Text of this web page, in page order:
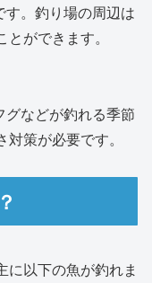
。釣り場の周辺は
ができます。
などが釣れる季節
策が必要です。
に以下の魚が釣れま